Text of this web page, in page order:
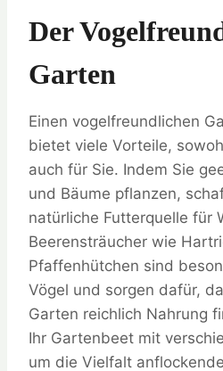
Der
Garten
Einen vogelfreundlichen
bietet viele Vorteile,
auch für Sie. Indem Sie
und Bäume pflanzen,
natürliche Futterquelle für
Beerensträucher wie
Pfaffenhütchen sind
Vögel und sorgen dafür,
Garten reichlich Nahrung
Ihr Gartenbeet mit
um die Vielfalt